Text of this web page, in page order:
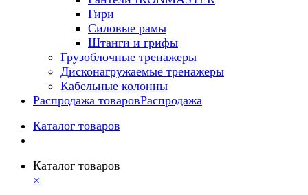
Гири
Силовые рамы
Штанги и грифы
Грузоблочные тренажеры
Дисконагружаемые тренажеры
Кабельные колонны
Распродажа товаровРаспродажа
Каталог товаров
Каталог товаров
×